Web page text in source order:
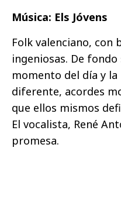
Música: Els Jóvens
Folk valenciano, con
ingeniosas. De
momento del día y la
diferente, acordes
que ellos mismos
El vocalista, René
promesa.